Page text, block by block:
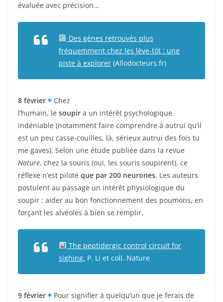
évaluée avec précision…
Des gènes retrouvés plus
fréquemment chez les lève-tôt : une
piste à explorer (Allodocteurs.fr)
8 février
Chez
l’humain, le soupir a un intérêt psychologique
indéniable (notamment faire comprendre à autrui qu’il
est un peu casse-couilles, là, sérieux autrui des fois tu
me gaves). Selon une étude publiée dans la revue
Nature, chez la souris (oui, les souris soupirent), ce
réflexe n’est piloté que par 200 neurones. Les auteurs
postulent au passage un intérêt physiologique du
soupir : aider au bon fonctionnement des poumons, en
forçant les alvéoles à bien se remplir.
The peptidergic control circuit for
sighing. P. Li et coll. Nature
9 février
Pour signifier à quelqu’un que je ferais de